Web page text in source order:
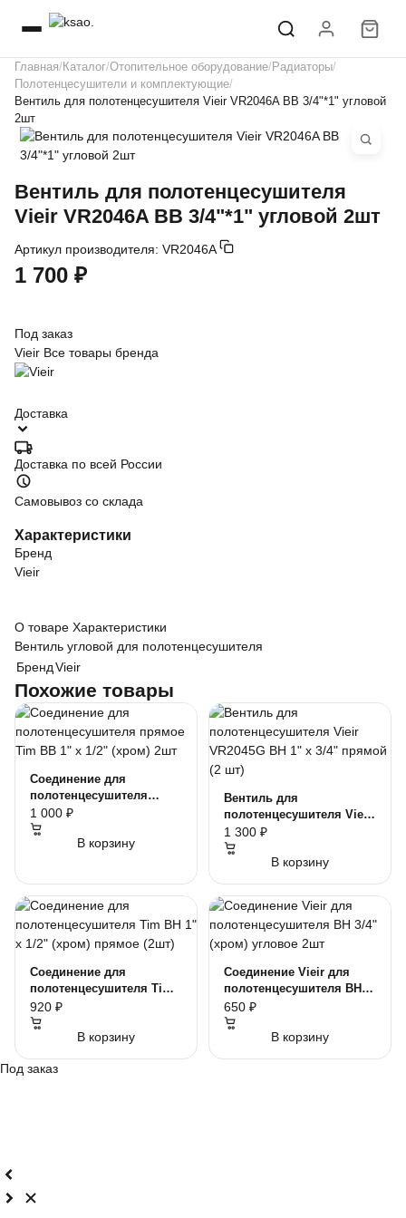
Главная Каталог Отопительное оборудование Радиаторы
Полотенцесушители и комплектующие
Вентиль для полотенцесушителя Vieir VR2046A ВВ 3/4"*1" угловой
2шт
Вентиль для полотенцесушителя
Vieir VR2046A ВВ 3/4"*1" угловой 2шт
Артикул производителя: VR2046A
1 700 ₽
Под заказ
Vieir Все товары бренда
Доставка
Доставка по всей России
Самовывоз со склада
Характеристики
Бренд
Vieir
О товаре Характеристики
Вентиль угловой для полотенцесушителя
БрендVieir
Похожие товары
Соединение для
полотенцесушителя
прямое Tim ВВ 1" х 1/2"
(хром) 2шт
1 000 ₽
В корзину
Вентиль для
полотенцесушителя Vieir
VR2045G ВН 1" x 3/4"
прямой (2 шт)
1 300 ₽
В корзину
Соединение для
полотенцесушителя Tim
ВН 1" х 1/2" (хром)
прямое (2шт)
920 ₽
В корзину
Соединение Vieir для
полотенцесушителя ВН
3/4" (хром) угловое 2шт
650 ₽
В корзину
Под заказ